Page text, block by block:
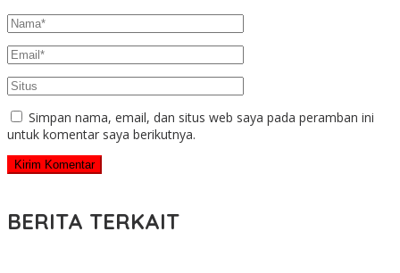
Simpan nama, email, dan situs web saya pada peramban ini
untuk komentar saya berikutnya.
BERITA TERKAIT